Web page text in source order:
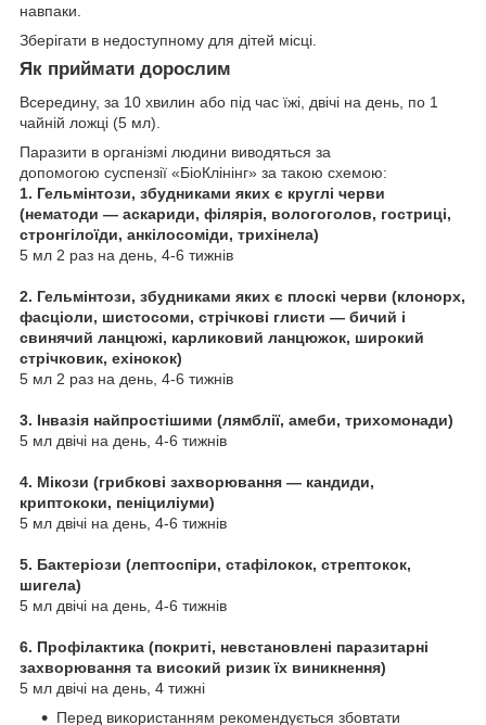
навпаки.
Зберігати в недоступному для дітей місці.
Як приймати дорослим
Всередину, за 10 хвилин або під час їжі, двічі на день, по 1
чайній ложці (5 мл).
Паразити в організмі людини виводяться за
допомогою суспензії «БіоКлінінг» за такою схемою:
1. Гельмінтози, збудниками яких є круглі черви
(нематоди — аскариди, філярія, вологоголов, гостриці,
стронгілоїди, анкілосоміди, трихінела)
5 мл 2 раз на день, 4-6 тижнів
2. Гельмінтози, збудниками яких є плоскі черви (клонорх,
фасціоли, шистосоми, стрічкові глисти — бичий і
свинячий ланцюжі, карликовий ланцюжок, широкий
стрічковик, ехінокок)
5 мл 2 раз на день, 4-6 тижнів
3. Інвазія найпростішими (лямблії, амеби, трихомонади)
5 мл двічі на день, 4-6 тижнів
4. Мікози (грибкові захворювання — кандиди,
криптококи, пеніциліуми)
5 мл двічі на день, 4-6 тижнів
5. Бактеріози (лептоспіри, стафілокок, стрептокок,
шигела)
5 мл двічі на день, 4-6 тижнів
6. Профілактика (покриті, невстановлені паразитарні
захворювання та високий ризик їх виникнення)
5 мл двічі на день, 4 тижні
Перед використанням рекомендується збовтати